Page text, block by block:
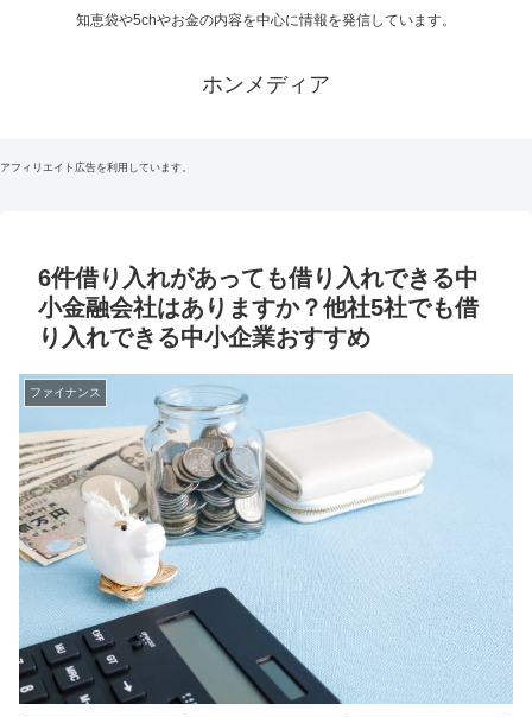
知恵袋や5chやお金の内容を中心に情報を発信しています。
ホンメディア
アフィリエイト広告を利用しています。
6件借り入れがあっても借り入れできる中
小金融会社はありますか？他社5社でも借
り入れできる中小企業おすすめ
ファイナンス